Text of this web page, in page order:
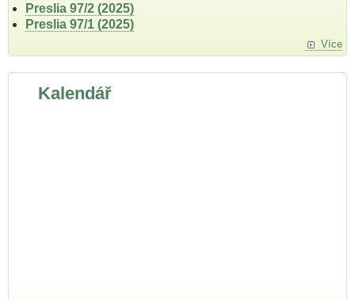
Preslia 97/2 (2025)
Preslia 97/1 (2025)
Více
Kalendář